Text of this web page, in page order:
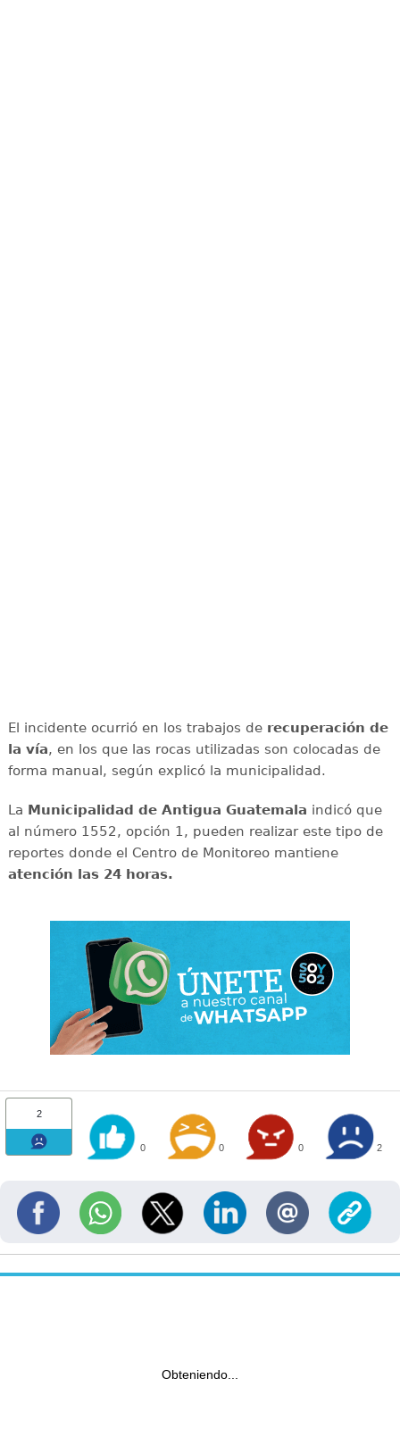
El incidente ocurrió en los trabajos de recuperación de
la vía, en los que las rocas utilizadas son colocadas de
forma manual, según explicó la municipalidad.
La Municipalidad de Antigua Guatemala indicó que
al número 1552, opción 1, pueden realizar este tipo de
reportes donde el Centro de Monitoreo mantiene
atención las 24 horas.
2
0 0 0 2
Obteniendo...